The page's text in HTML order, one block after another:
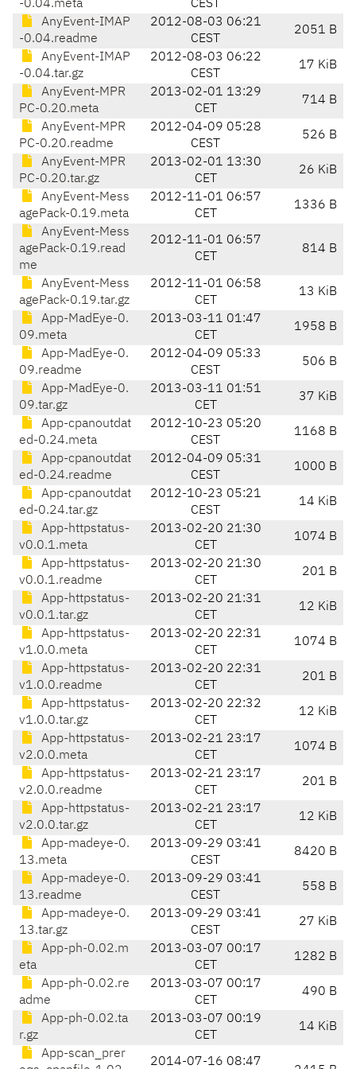
-0.04.meta CEST
AnyEvent-IMAP
-0.04.readme
2012-08-03 06:21
CEST
2051 B
AnyEvent-IMAP
-0.04.tar.gz
2012-08-03 06:22
CEST
17 KiB
AnyEvent-MPR
PC-0.20.meta
2013-02-01 13:29
CET
714 B
AnyEvent-MPR
PC-0.20.readme
2012-04-09 05:28
CEST
526 B
AnyEvent-MPR
PC-0.20.tar.gz
2013-02-01 13:30
CET
26 KiB
AnyEvent-Mess
agePack-0.19.meta
2012-11-01 06:57
CET
1336 B
AnyEvent-Mess
agePack-0.19.read
me
2012-11-01 06:57
CET
814 B
AnyEvent-Mess
agePack-0.19.tar.gz
2012-11-01 06:58
CET
13 KiB
App-MadEye-0.
09.meta
2013-03-11 01:47
CET
1958 B
App-MadEye-0.
09.readme
2012-04-09 05:33
CEST
506 B
App-MadEye-0.
09.tar.gz
2013-03-11 01:51
CET
37 KiB
App-cpanoutdat
ed-0.24.meta
2012-10-23 05:20
CEST
1168 B
App-cpanoutdat
ed-0.24.readme
2012-04-09 05:31
CEST
1000 B
App-cpanoutdat
ed-0.24.tar.gz
2012-10-23 05:21
CEST
14 KiB
App-httpstatus-
v0.0.1.meta
2013-02-20 21:30
CET
1074 B
App-httpstatus-
v0.0.1.readme
2013-02-20 21:30
CET
201 B
App-httpstatus-
v0.0.1.tar.gz
2013-02-20 21:31
CET
12 KiB
App-httpstatus-
v1.0.0.meta
2013-02-20 22:31
CET
1074 B
App-httpstatus-
v1.0.0.readme
2013-02-20 22:31
CET
201 B
App-httpstatus-
v1.0.0.tar.gz
2013-02-20 22:32
CET
12 KiB
App-httpstatus-
v2.0.0.meta
2013-02-21 23:17
CET
1074 B
App-httpstatus-
v2.0.0.readme
2013-02-21 23:17
CET
201 B
App-httpstatus-
v2.0.0.tar.gz
2013-02-21 23:17
CET
12 KiB
App-madeye-0.
13.meta
2013-09-29 03:41
CEST
8420 B
App-madeye-0.
13.readme
2013-09-29 03:41
CEST
558 B
App-madeye-0.
13.tar.gz
2013-09-29 03:41
CEST
27 KiB
App-ph-0.02.m
eta
2013-03-07 00:17
CET
1282 B
App-ph-0.02.re
adme
2013-03-07 00:17
CET
490 B
App-ph-0.02.ta
r.gz
2013-03-07 00:19
CET
14 KiB
App-scan_prer
2014-07-16 08:47